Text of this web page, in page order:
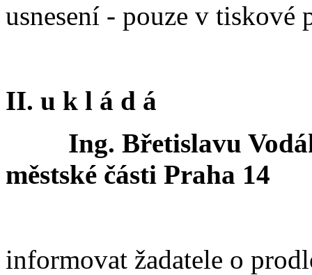
usnesení - pouze v tiskové
II. u k l á d á
Ing. Břetislavu
městské části Praha 14
informovat žadatele o